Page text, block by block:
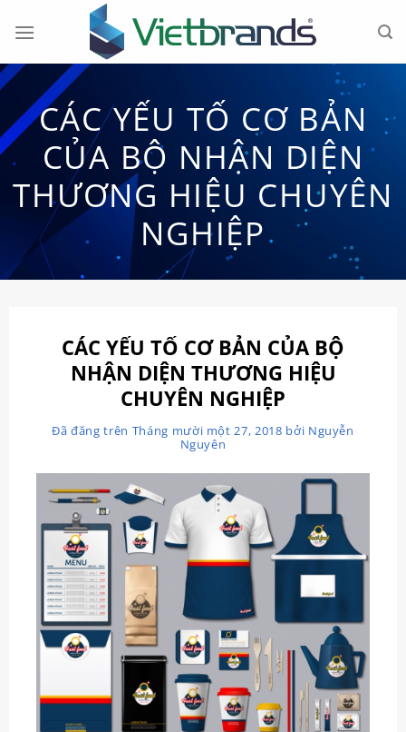
đến
dung
CÁC YẾU TỐ CƠ BẢN
CỦA BỘ NHẬN DIỆN
THƯƠNG HIỆU CHUYÊN
NGHIỆP
CÁC YẾU TỐ CƠ BẢN CỦA BỘ
NHẬN DIỆN THƯƠNG HIỆU
CHUYÊN NGHIỆP
Đã đăng trên Tháng mười một 27, 2018 bởi Nguyễn
Nguyên